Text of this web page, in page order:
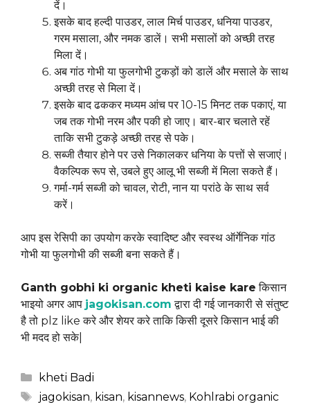
दें।
इसके बाद हल्दी पाउडर, लाल मिर्च पाउडर, धनिया पाउडर,
गरम मसाला, और नमक डालें। सभी मसालों को अच्छी तरह
मिला दें।
अब गांठ गोभी या फुलगोभी टुकड़ों को डालें और मसाले के साथ
अच्छी तरह से मिला दें।
इसके बाद ढककर मध्यम आंच पर 10-15 मिनट तक पकाएं, या
जब तक गोभी नरम और पकी हो जाए। बार-बार चलाते रहें
ताकि सभी टुकड़े अच्छी तरह से पके।
सब्जी तैयार होने पर उसे निकालकर धनिया के पत्तों से सजाएं।
वैकल्पिक रूप से, उबले हुए आलू भी सब्जी में मिला सकते हैं।
गर्मा-गर्म सब्जी को चावल, रोटी, नान या परांठे के साथ सर्व
करें।
आप इस रेसिपी का उपयोग करके स्वादिष्ट और स्वस्थ ऑर्गेनिक गांठ
गोभी या फुलगोभी की सब्जी बना सकते हैं।
Ganth gobhi ki organic kheti kaise kare किसान
भाइयो अगर आप jagokisan.com द्वारा दी गई जानकारी से संतुष्ट
है तो plz like करे और शेयर करे ताकि किसी दूसरे किसान भाई की
भी मदद हो सके|
Categories
kheti Badi
Tags
jagokisan, kisan, kisannews, Kohlrabi organic